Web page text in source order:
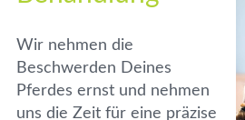
Wir nehmen die
Beschwerden Deines
Pferdes ernst und nehmen
uns die Zeit für eine präzise